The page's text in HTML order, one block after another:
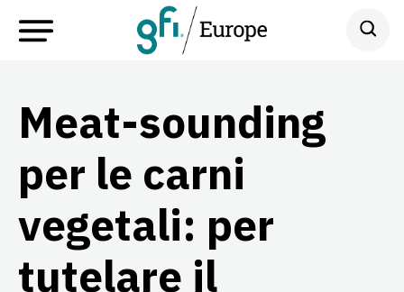
Meat-sounding
per le carni
vegetali: per
tutelare il